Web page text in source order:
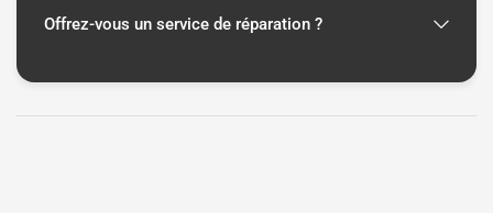
Offrez-vous un service de réparation ?